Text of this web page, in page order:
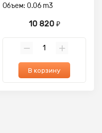
Объем: 0.06 m3
10 820 ₽
В корзину